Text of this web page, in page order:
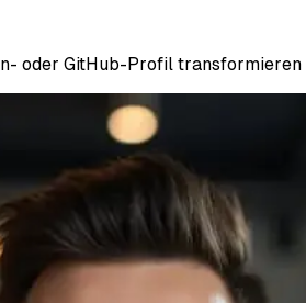
oder GitHub-Profil transformieren